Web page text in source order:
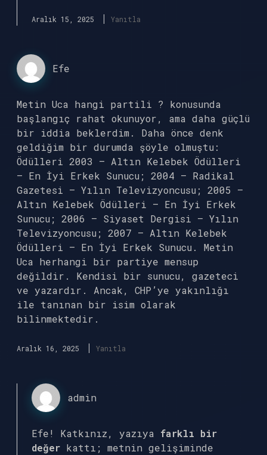
Aralık 15, 2025 Yanıtla
Efe
Metin Uca hangi partili ? konusunda
başlangıç rahat okunuyor, ama daha güçlü
bir iddia beklerdim. Daha önce denk
geldiğim bir durumda şöyle olmuştu:
Ödülleri 2003 – Altın Kelebek Ödülleri
– En İyi Erkek Sunucu; 2004 – Radikal
Gazetesi – Yılın Televizyoncusu; 2005 –
Altın Kelebek Ödülleri – En İyi Erkek
Sunucu; 2006 – Siyaset Dergisi – Yılın
Televizyoncusu; 2007 – Altın Kelebek
Ödülleri – En İyi Erkek Sunucu. Metin
Uca herhangi bir partiye mensup
değildir. Kendisi bir sunucu, gazeteci
ve yazardır. Ancak, CHP’ye yakınlığı
ile tanınan bir isim olarak
bilinmektedir.
Aralık 16, 2025 Yanıtla
admin
Efe! Katkınız, yazıya farklı bir
değer kattı; metnin gelişiminde